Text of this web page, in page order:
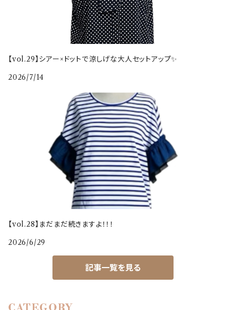
【vol.29】シアー×ドットで涼しげな大人セットアップ✨
2026/7/14
【vol.28】まだまだ続きますよ！！！
2026/6/29
記事一覧を見る